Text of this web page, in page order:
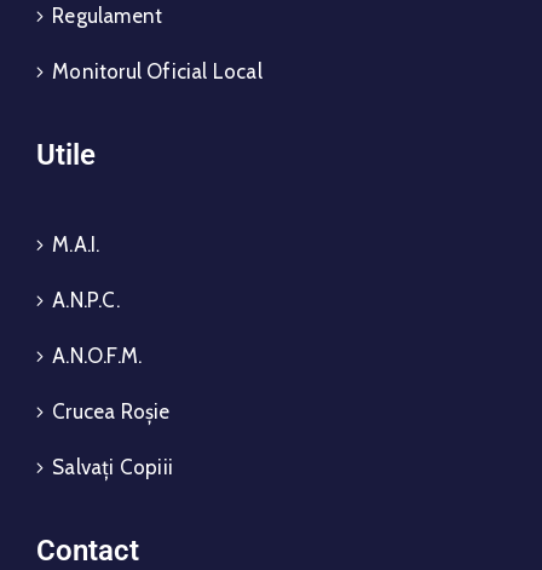
Regulament
Monitorul Oficial Local
Utile
M.A.I.
A.N.P.C.
A.N.O.F.M.
Crucea Roșie
Salvați Copiii
Contact